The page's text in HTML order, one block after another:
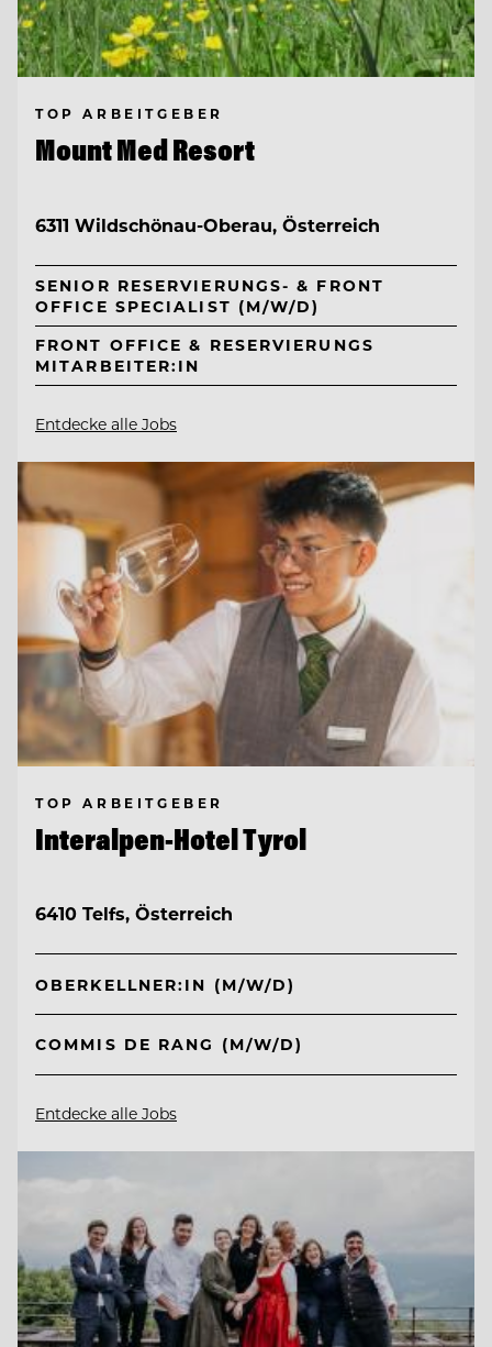
TOP ARBEITGEBER
Mount Med Resort
6311 Wildschönau-Oberau, Österreich
SENIOR RESERVIERUNGS- & FRONT
OFFICE SPECIALIST (M/W/D)
FRONT OFFICE & RESERVIERUNGS
MITARBEITER:IN
Entdecke alle Jobs
TOP ARBEITGEBER
Interalpen-Hotel Tyrol
6410 Telfs, Österreich
OBERKELLNER:IN (M/W/D)
COMMIS DE RANG (M/W/D)
Entdecke alle Jobs